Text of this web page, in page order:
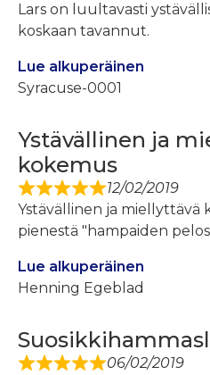
Lars on luultavasti
koskaan tavannut.
Lue alkuperäinen
Syracuse-0001
Ystävällinen ja
kokemus
12/02/2019
Ystävällinen ja miellyttävä
pienestä "hampaiden
Lue alkuperäinen
Henning Egeblad
06/02/2019